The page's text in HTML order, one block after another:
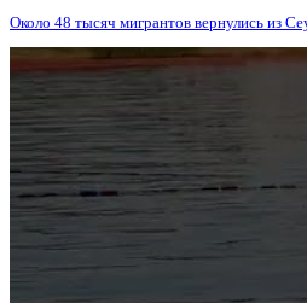
Около 48 тысяч мигрантов вернулись из